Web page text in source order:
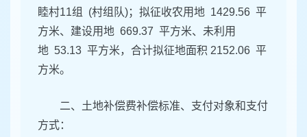
睦村11组 (村组队)；拟征收农用地 1429.56 平
方米、建设用地 669.37 平方米、未利用
地 53.13 平方米，合计拟征地面积 2152.06 平
方米。
二、土地补偿费补偿标准、支付对象和支付
方式：